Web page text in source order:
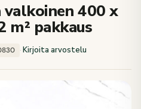
400 x
m² pakkaus
·Kirjoita arvostelu